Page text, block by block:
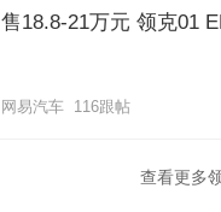
售18.8-21万元 领克01
网易汽车 116跟帖
查看更多